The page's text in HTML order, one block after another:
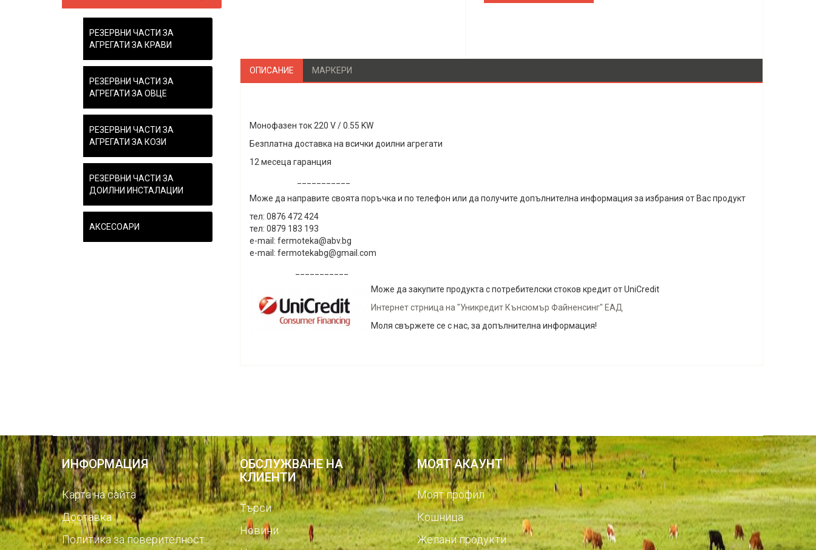
РЕЗЕРВНИ ЧАСТИ ЗА
АГРЕГАТИ ЗА КРАВИ
РЕЗЕРВНИ ЧАСТИ ЗА
АГРЕГАТИ ЗА ОВЦЕ
РЕЗЕРВНИ ЧАСТИ ЗА
АГРЕГАТИ ЗА КОЗИ
РЕЗЕРВНИ ЧАСТИ ЗА
ДОИЛНИ ИНСТАЛАЦИИ
АКСЕСОАРИ
ОПИСАНИЕ МАРКЕРИ
Монофазен ток 220 V / 0.55 KW
Безплатна доставка на всички доилни агрегати
12 месеца гаранция
Може да направите своята поръчка и по телефон или да получите допълнителна информация за избрания от Вас продукт
тел: 0876 472 424
тел: 0879 183 193
e-mail: fermoteka@abv.bg
e-mail: fermotekabg@gmail.com
Може да закупите продукта с потребителски стоков кредит от UniCredit
Интернет стрница на "Уникредит Кънсюмър Файненсинг" ЕАД
Моля свържете се с нас, за допълнителна информация!
ИНФОРМАЦИЯ
Карта на сайта
Доставка
Политика за поверителност
ОБСЛУЖВАНЕ НА
КЛИЕНТИ
Търси
Новини
МОЯТ АКАУНТ
Моят профил
Кошница
Желани продукти